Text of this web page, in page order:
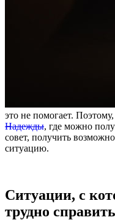
это не помогает.
Надежды, где можно
совет, получить
ситуацию.
Ситуации, с
трудно